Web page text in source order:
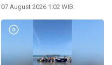
07 August 2026 1:02 WIB